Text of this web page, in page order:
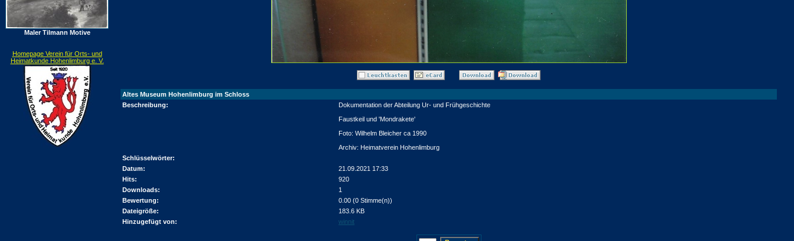
Maler Tilmann Motive
Homepage Verein für Orts- und
Heimatkunde Hohenlimburg e. V.
Altes Museum Hohenlimburg im Schloss
Beschreibung:
Dokumentation der Abteilung Ur- und Frühgeschichte
Faustkeil und 'Mondrakete'
Foto: Wilhelm Bleicher ca 1990
Archiv: Heimatverein Hohenlimburg
Schlüsselwörter:
Datum:
21.09.2021 17:33
Hits:
920
Downloads:
1
Bewertung:
0.00 (0 Stimme(n))
Dateigröße:
183.6 KB
Hinzugefügt von:
winnit